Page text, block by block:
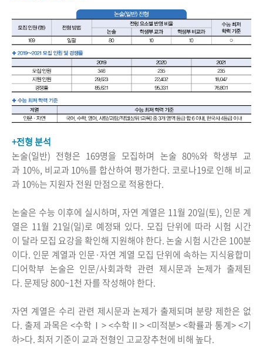
+전형 분석
논술(일반) 전형은 169명을 모집하며 논술 80%와 학생부 교
과 10%, 비교과 10%를 합산하여 평가한다. 코로나19로 인해 비교
과 10%는 지원자 전원 만점으로 적용한다.
논술은 수능 이후에 실시하며, 자연 계열은 11월 20일(토), 인문 계
열은 11월 21일(일)로 예정돼 있다. 모집 단위에 따라 시험 시간
이 달라 모집 요강을 확인해 지원해야 한다. 논술 시험 시간은 100분
이다. 인문 계열과 인문·자연 계열 모집 단위에 속하는 지식융합미
디어학부 논술은 인문/사회과학 관련 제시문과 논제가 출제된
다. 문제당 800~1천 자를 작성해야 한다.
자연 계열은 수리 관련 제시문과 논제가 출제되며 분량 제한은 없
다. 출제 과목은 <수학Ⅰ> <수학Ⅱ> <미적분> <확률과 통계> <기
하>다. 최저 기준이 교과 전형인 고교장추천에 비해 높다.